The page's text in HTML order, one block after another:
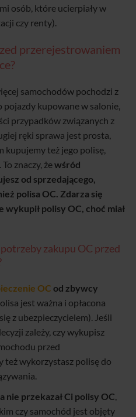
osób, które ucierpiały w
czy renty).
przerejestrowaniem
samochodów pochodzi z
pojazdy kupowane w salonie,
przypadków związanych z
ręki sprawa jest prosta,
kupujemy też jego polisę,
znaczy, żewśród
od sprzedającego,
polisa OC. Zdarza się
polisy OC, choć miał
zakupu OC przed
OC od zbywcy
jest ważna i opłacona
z ubezpieczycielem). Jeśli
zależy, czy wykupisz
przed
też wykorzystasz polisę do
nie przekazał Ci polisy OC,
czy samochód jest objęty